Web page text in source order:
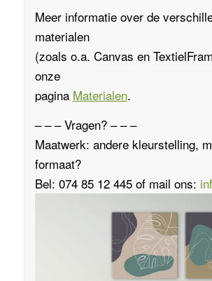
Meer informatie over de
materialen
(zoals o.a. Canvas en
onze
pagina Materialen.
– – – Vragen? – – –
Maatwerk: andere kleurstelling,
formaat?
Bel: 074 85 12 445 of mail ons: